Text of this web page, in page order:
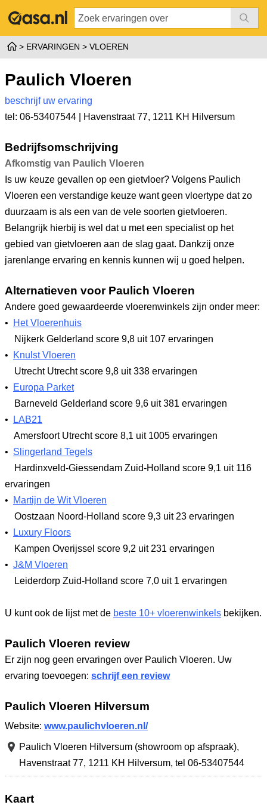
ERVARINGEN VLOEREN
Paulich Vloeren
beschrijf uw ervaring
tel: 06-53407544 |
Havenstraat 77, 1211 KH Hilversum
Bedrijfsomschrijving
Afkomstig van Paulich Vloeren
Is uw keuze gevallen op een gietvloer? Volgens Paulich
Vloeren een verstandige keuze want geen vloertype dat zo
duurzaam is als een van de vele soorten gietvloeren.
Belangrijk hierbij is wel dat u met een specialist op het
gebied van gietvloeren aan de slag gaat. Dankzij onze
jarenlange ervaring en kennis kunnen wij u goed helpen.
Alternatieven voor Paulich Vloeren
Andere goed gewaardeerde vloerenwinkels zijn onder meer:
•
Het Vloerenhuis
Nijkerk Gelderland score 9,8 uit 107 ervaringen
•
Knulst Vloeren
Utrecht Utrechtscore 9,8 uit 338 ervaringen
•
Europa Parket
Barneveld Gelderland score 9,6 uit 381 ervaringen
•
LAB21
Amersfoort Utrechtscore 8,1 uit 1005 ervaringen
• Slingerland Tegels
Hardinxveld-Giessendam Zuid-Holland score 9,1 uit 116
ervaringen
•
Martijn de Wit Vloeren
Oostzaan Noord-Holland score 9,3 uit 23 ervaringen
•
Luxury Floors
Kampen Overijssel score 9,2 uit 231 ervaringen
• J&M Vloeren
Leiderdorp Zuid-Holland score 7,0 uit 1 ervaringen
U kunt ook de lijst met de beste 10+ vloerenwinkels bekijken.
Paulich Vloeren review
Er zijn nog geen ervaringen over Paulich Vloeren. Uw
ervaring toevoegen: schrijf een review
Paulich Vloeren Hilversum
Website: www.paulichvloeren.nl/
Paulich Vloeren Hilversum (showroom op afspraak),
Havenstraat 77, 1211 KH Hilversum, tel 06-53407544
Kaart